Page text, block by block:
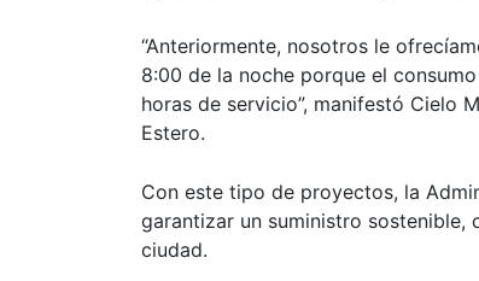
“Anteriormente, nosotros le
8:00 de la noche porque el
horas de servicio”, manifestó Cielo
Estero.
Con este tipo de proyectos, la
garantizar un suministro
ciudad.